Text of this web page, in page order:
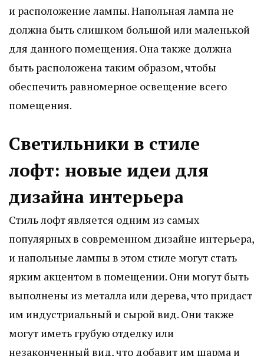
и расположение лампы. Напольная лампа не
должна быть слишком большой или маленькой
для данного помещения. Она также должна
быть расположена таким образом, чтобы
обеспечить равномерное освещение всего
помещения.
Светильники в стиле
лофт: новые идеи для
дизайна интерьера
Стиль лофт является одним из самых
популярных в современном дизайне интерьера,
и напольные лампы в этом стиле могут стать
ярким акцентом в помещении. Они могут быть
выполнены из металла или дерева, что придаст
им индустриальный и сырой вид. Они также
могут иметь грубую отделку или
незаконченный вид, что добавит им шарма и